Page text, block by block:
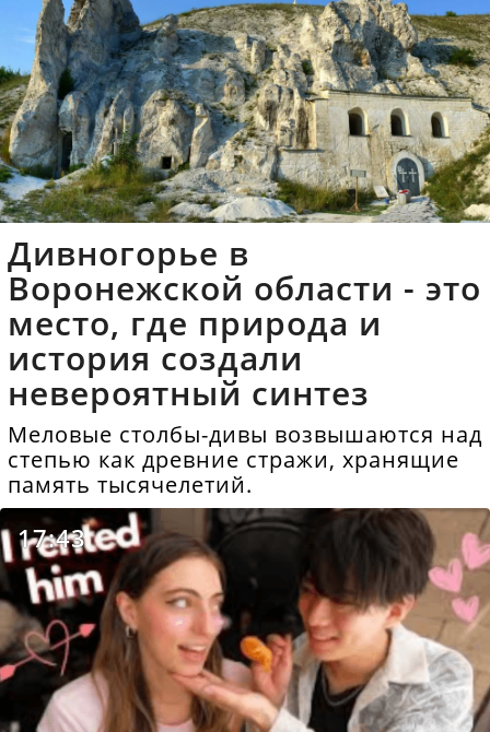
Дивногорье в
Воронежской области - это
место, где природа и
история создали
невероятный синтез
Меловые столбы-дивы возвышаются над
степью как древние стражи, хранящие
память тысячелетий.
17:43